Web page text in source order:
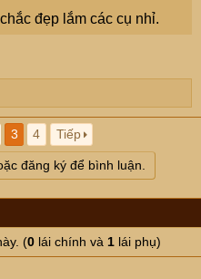
đẹp lắm các cụ nhỉ.
3 4 Tiếp
đăng ký để bình luận.
(0 lái chính và 1 lái phụ)